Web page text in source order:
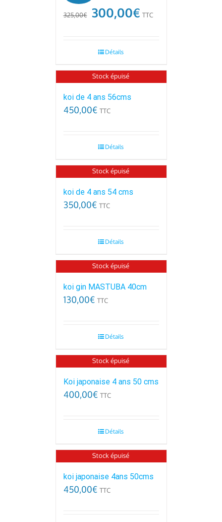
325,00€ 300,00€ TTC
Détails
Stock épuisé
koi de 4 ans 56cms
450,00€ TTC
Détails
Stock épuisé
koi de 4 ans 54 cms
350,00€ TTC
Détails
Stock épuisé
koi gin MASTUBA 40cm
130,00€ TTC
Détails
Stock épuisé
Koi japonaise 4 ans 50 cms
400,00€ TTC
Détails
Stock épuisé
koi japonaise 4ans 50cms
450,00€ TTC